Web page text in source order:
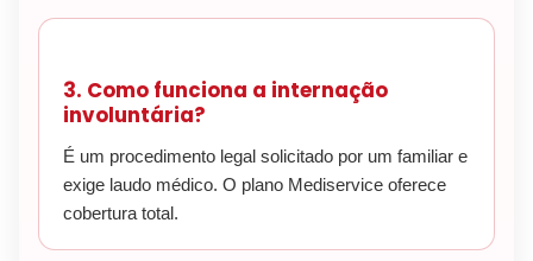
3. Como funciona a internação
involuntária?
É um procedimento legal solicitado por um familiar e
exige laudo médico. O plano Mediservice oferece
cobertura total.